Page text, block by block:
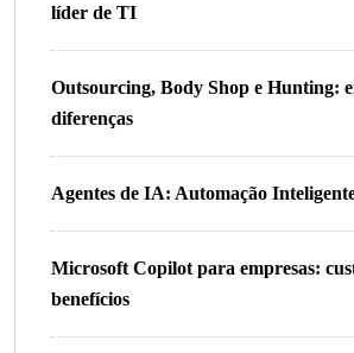
líder de TI
Outsourcing, Body Shop e Hunting:
diferenças
Agentes de IA: Automação
Microsoft Copilot para empresas:
benefícios